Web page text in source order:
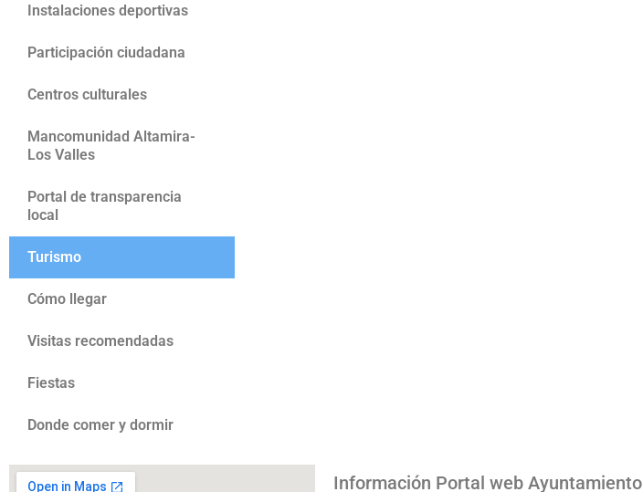
Instalaciones deportivas
Participación ciudadana
Centros culturales
Mancomunidad Altamira-
Los Valles
Portal de transparencia
local
Turismo
Cómo llegar
Visitas recomendadas
Fiestas
Donde comer y dormir
Información Portal web